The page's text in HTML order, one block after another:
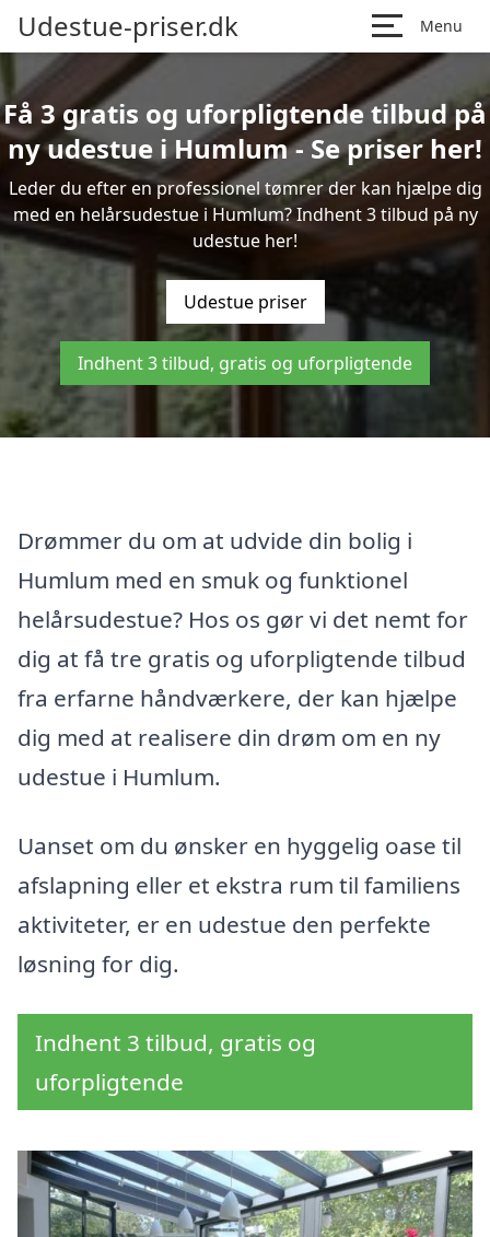
Udestue-priser.dk Menu
Få 3 gratis og uforpligtende tilbud på
ny udestue i Humlum - Se priser her!
Leder du efter en professionel tømrer der kan hjælpe dig
med en helårsudestue i Humlum? Indhent 3 tilbud på ny
udestue her!
Udestue priser
Indhent 3 tilbud, gratis og uforpligtende
Drømmer du om at udvide din bolig i
Humlum med en smuk og funktionel
helårsudestue? Hos os gør vi det nemt for
dig at få tre gratis og uforpligtende tilbud
fra erfarne håndværkere, der kan hjælpe
dig med at realisere din drøm om en ny
udestue i Humlum.
Uanset om du ønsker en hyggelig oase til
afslapning eller et ekstra rum til familiens
aktiviteter, er en udestue den perfekte
løsning for dig.
Indhent 3 tilbud, gratis og
uforpligtende